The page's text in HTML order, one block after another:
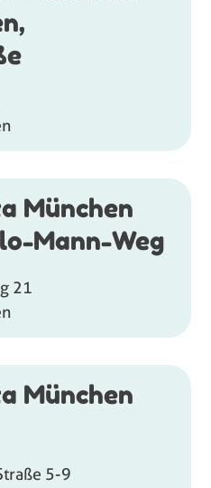
München
Mann-Weg
21
München
5-9